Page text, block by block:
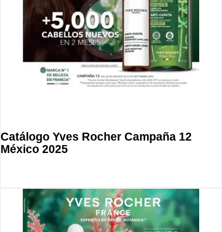
Catálogo Yves Rocher Campaña 12
México 2025